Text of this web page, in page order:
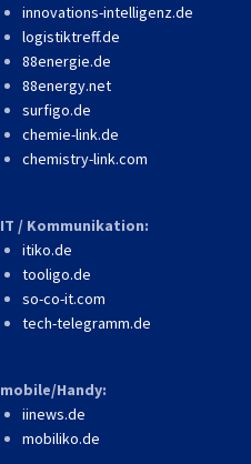
innovations-intelligenz.de
logistiktreff.de
88energie.de
88energy.net
surfigo.de
chemie-link.de
chemistry-link.com
IT / Kommunikation:
itiko.de
tooligo.de
so-co-it.com
tech-telegramm.de
mobile/Handy:
iinews.de
mobiliko.de